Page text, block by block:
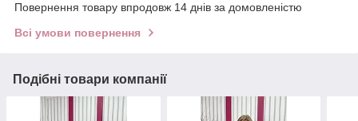
Повернення товару впродовж 14 днів за домовленістю
Всі умови повернення
Подібні товари компанії